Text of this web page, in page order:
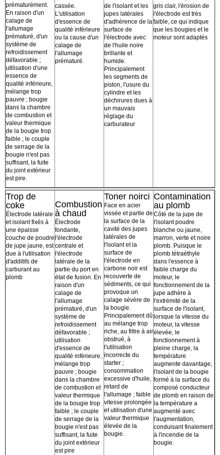
prématurément.
En raison d'un
calage de
l'allumage
prématuré, d'un
système de
refroidissement
défavorable ;
utilisation d'une
essence de
qualité inférieure,
mélange trop
pauvre ; bougie
dans la chambre
de combustion et
valeur thermique
de la bougie trop
faible ; le couple
de serrage de la
bougie n'est pas
suffisant, la fuite
du joint extérieur
est pire.
cassée.
L'utilisation
d'essence de
qualité inférieure
ou la cause d'un
calage de
l'allumage
prématuré.
de l'isolant et les
jupes latérales
d'adhérence de la
surface de
l'électrode avec
de l'huile noire
brillante et
humide.
Principalement
les segments de
piston, l'usure du
cylindre et les
déchirures dues à
un mauvais
réglage du
carburateur
gris clair, l'érosion de
l'électrode est très
faible, ce qui indique
que les bougies et le
moteur sont adaptés
Trop de
coke
Électrode latérale
et isolant fixés à
une épaisse
couche de poudre
de jupe jaune, est
due à l'utilisation
d'additifs de
carburant au
plomb
Combustion
à chaud
Électrode
fondante,
l'électrode
centrale et
l'électrode
latérale de la
partie du port en
état de fusion. En
raison d'un
calage de
l'allumage
prématuré, d'un
système de
refroidissement
défavorable ;
utilisation
d'essence de
qualité inférieure,
mélange trop
pauvre ; bougie
dans la chambre
de combustion et
valeur thermique
de la bougie trop
faible ; le couple
de serrage de la
bougie n'est pas
suffisant, la fuite
du joint extérieur
est pire
Toner noirci
Face en acier
vissée et partie de
la surface de la
cavité des jupes
latérales de
l'isolant et la
surface de
l'électrode en
carbone noir est
recouverte de
sédiments, ce qui
provoque un
calage sévère de
la bougie.
Principalement dû
au mélange trop
riche, au filtre à air
obstrué, à
l'utilisation
incorrecte du
starter ;
consommation
excessive d'huile,
retard de
l'allumage ; faible
vitesse prolongée
et utilisation d'une
valeur thermique
élevée de la
bougie.
Contamination
au plomb
Côté de la jupe de
l'isolant poudre
blanche ou jaune,
marron, verte et noire
plomb. Puisque le
plomb tétraéthyle
dans l'essence à
faible charge du
moteur, le
fonctionnement de la
jupe adhère à
l'extrémité de la
surface de l'isolant,
lorsque la vitesse du
moteur, la vitesse
élevée, le
fonctionnement à
pleine charge, la
température
augmente davantage,
l'isolant de la bougie
formé à la surface du
composé conducteur
de plomb en raison de
la température a
augmenté avec
l'augmentation,
conduisant finalement
à l'incendie de la
bougie.